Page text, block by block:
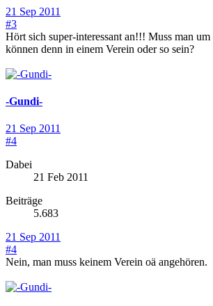
21 Sep 2011
#3
Hört sich super-interessant an!!! Muss man
können denn in einem Verein oder so sein?
-Gundi-
21 Sep 2011
#4
Dabei
21 Feb 2011
Beiträge
5.683
21 Sep 2011
#4
Nein, man muss keinem Verein oä angehören.